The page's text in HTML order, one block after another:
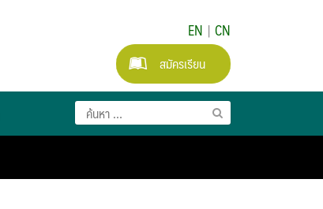
EN | CN
สมัครเรียน